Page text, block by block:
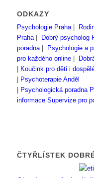
ODKAZY
Psychologie Praha|
Praha| Dobrý psycholog
poradna| Psychologie a
pro každého online|
Koučink pro děti i
Psychoterapie Anděl
Psychologická poradna
informace Supervize pro
ČTYŘLÍSTEK